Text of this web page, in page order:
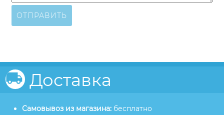
ОТПРАВИТЬ
Доставка
Самовывоз из магазина: бесплатно